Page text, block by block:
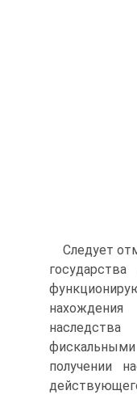
Следует
получении